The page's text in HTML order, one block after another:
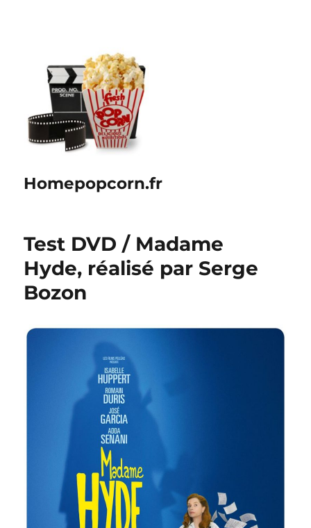
Homepopcorn.fr
Test DVD / Madame
Hyde, réalisé par Serge
Bozon